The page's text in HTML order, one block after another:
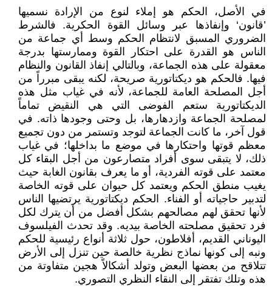
في الأصل، الحكم هو إملاء لنوع من الإرادة نسميها
’قانون‘ وإنفاذها عبر وسائل القوة الحكرية. فالشرط
الضروري المسبق لانتظام الحكم وسط أي جماعة من
الناس هو القدرة على احتكار القوة وممارستها بدرجة
معقولة على هذه الجماعة، وبالتالي إنفاذ القانون والنظام
فيها. فالحكم هو ديكتاتورية صريحة، لكنه يبقى مبرراً من
أجل المصلحة العامة للجماعة، لأنه في غياب مثل هذه
الديكتاتورية ستعم الفوضى التي هي النقيض تماماً
لمصلحة الجماعة وازدهارها، بل وحتى وجودها ذاته. في
قول آخر، ما كانت الجماعة لتوجد وتستمر من دون تجميع
معظم قوتها واحتكارها في موضع ما بداخلها؛ في غياب
ذلك، لا يتبقى سوى أفراد متصارعون من أجل البقاء كل
معتمد على قوته الفردية، أو ما يعرف بقانون الغابة حيث
يغيب منطق الحكم ويعتمد كل حيوان على قوته الخاصة
لتدبير حاجياته أو الفناء. الحكم ديكتاتورية يرتضيها الناس
لأنها تحقق لهم مصالحهم بشكل أفضل من أن يترك لكل
فرد تحقيق مصلحته الخاصة بيديه. وقد تحدث الفيلسوف
اليوناني القديم، أفلاطون، حول ثلاثة أنواع رئيسية للحكم
ونبه إلى كونها نماذج نظرية خالصة حين تنزل إلى الأرض
تتلاقح من بعضها البعض وتولد أشكالاً هجين متفاوتة من
هذه وتلك تفتقر إلى النقاء النظري التصوري.